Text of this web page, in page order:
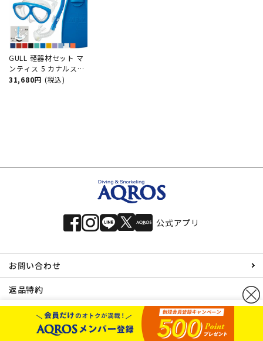
GULL 軽器材セット マ
ンティス 5 カナルステ
ーブル ミュー ダイビ
31,680円 (税込)
公式アプリ
お問い合わせ
返品特約
メルマガ登録
求人情報
カートボタンへ移動